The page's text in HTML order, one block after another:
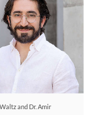
and Dr. Amir